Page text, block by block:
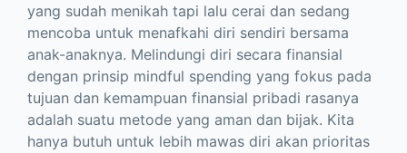
yang sudah menikah tapi lalu cerai dan sedang
mencoba untuk menafkahi diri sendiri bersama
anak-anaknya. Melindungi diri secara finansial
dengan prinsip mindful spending yang fokus pada
tujuan dan kemampuan finansial pribadi rasanya
adalah suatu metode yang aman dan bijak. Kita
hanya butuh untuk lebih mawas diri akan prioritas